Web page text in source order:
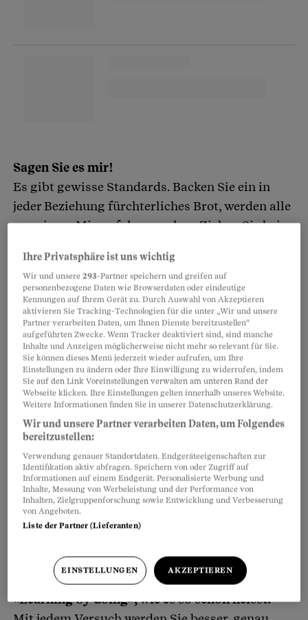
Sagen Sie es mir!
Es gibt gewisse Standards. Backen Sie ein in
jeder Beziehung fürchterliches Brot, werden alle
von einem Misserfolg sprechen. Ziehen Sie beim
das dafür prima aussieht, ist das schon ein
Erfolg. Wenn Sie mit dem Resultat zufrieden
sind, haben Sie Ihr persönliches Ziel erreicht. Sie
haben erfolgreichein Brot gebacken. Streben Sie
indes Perfektion an, fangen Sie eben nochmals
von vorne an.
«Learning by doing», wie es so schön heisst.
Ihre Privatsphäre ist uns wichtig
Wir und unsere293-Partner speichern und greifen auf
personenbezogene Daten wie Browserdaten oder eindeutige
Kennungen auf Ihrem Gerät zu. Durch Auswahl von Akzeptieren
aktivieren Sie Tracking-Technologien für die unter „Wir und unsere
Partner verarbeiten Daten, um Ihnen Dienste bereitzustellen“
aufgeführten Zwecke. Wenn Tracker deaktiviert sind, sind manche
Inhalte und Anzeigen möglicherweise nicht mehr so relevant für Sie.
Sie können dieses Menü jederzeit wieder aufrufen, um Ihre
Einstellungen zu ändern oder Ihre Einwilligung zu widerrufen, indem
Sie auf den Link Voreinstellungen verwalten am unteren Rand der
Webseite klicken. Ihre Einstellungen gelten innerhalb unseres Website.
Weitere Informationen finden Sie in unserer Datenschutzerklärung.
Wir und unsere Partner verarbeiten Daten, um Folgendes
bereitzustellen:
Verwendung genauer Standortdaten. Endgeräteeigenschaften zur
Identifikation aktiv abfragen. Speichern von oder Zugriff auf
Informationen auf einem Endgerät. Personalisierte Werbung und
Inhalte, Messung von Werbeleistung und der Performance von
Inhalten, Zielgruppenforschung sowie Entwicklung und Verbesserung
von Angeboten.
Liste der Partner (Lieferanten)
EINSTELLUNGEN AKZEPTIEREN